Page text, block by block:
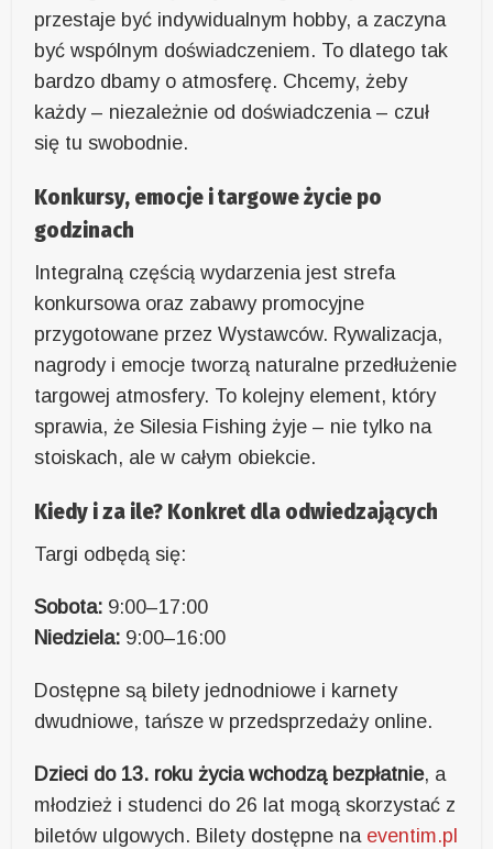
przestaje być indywidualnym hobby, a zaczyna
być wspólnym doświadczeniem. To dlatego tak
bardzo dbamy o atmosferę. Chcemy, żeby
każdy – niezależnie od doświadczenia – czuł
się tu swobodnie.
Konkursy, emocje i targowe życie po
godzinach
Integralną częścią wydarzenia jest strefa
konkursowa oraz zabawy promocyjne
przygotowane przez Wystawców. Rywalizacja,
nagrody i emocje tworzą naturalne przedłużenie
targowej atmosfery. To kolejny element, który
sprawia, że Silesia Fishing żyje – nie tylko na
stoiskach, ale w całym obiekcie.
Kiedy i za ile? Konkret dla odwiedzających
Targi odbędą się:
Sobota: 9:00–17:00
Niedziela: 9:00–16:00
Dostępne są bilety jednodniowe i karnety
dwudniowe, tańsze w przedsprzedaży online.
Dzieci do 13. roku życia wchodzą bezpłatnie, a
młodzież i studenci do 26 lat mogą skorzystać z
biletów ulgowych. Bilety dostępne na eventim.pl